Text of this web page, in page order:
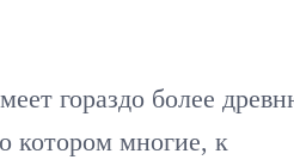
гораздо более
котором многие, к